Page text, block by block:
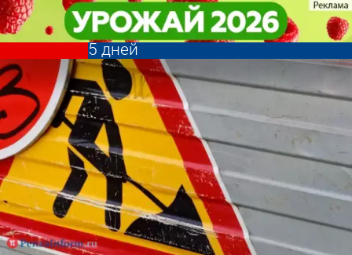
Ремонт сетей на дороге на ул.
Кулакова обещали завершить за
5 дней
Общество Ремонт сетей на дороге на ул.
Кулакова обещали завершить за
5 дней
Общество
Другие новости по
теме
Погода и курсы
валют в Пензе